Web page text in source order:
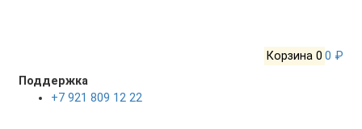
Корзина 0 0 ₽
Поддержка
+7 921 809 12 22